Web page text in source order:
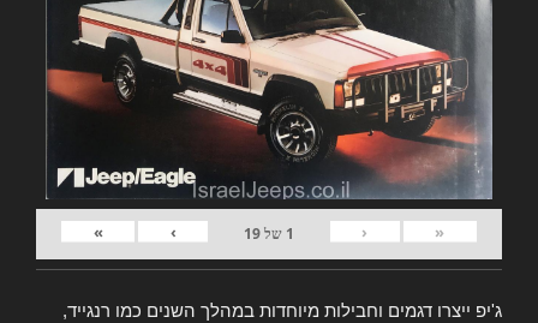
«
‹
1 של19
›
»
ג'יפ ייצרו דגמים וחבילות מיוחדות במהלך השנים כמו רנגייד,